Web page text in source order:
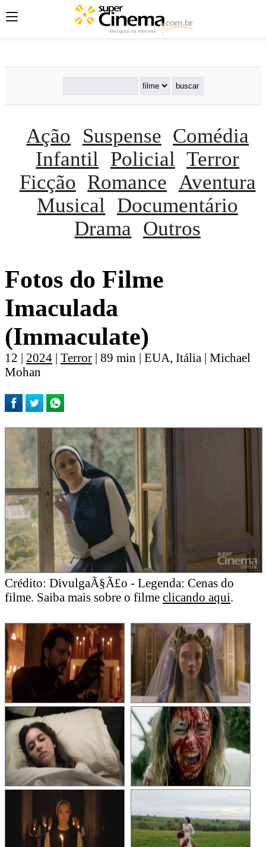
';';
Ação Suspense Comédia
Infantil
Policial Terror
Ficção Romance Aventura
Musical
Documentário
Drama
Outros
Fotos do Filme
Imaculada
(Immaculate)
12 | 2024 | Terror | 89 min | EUA, Itália | Michael
Mohan
Crédito: DivulgaÃ§Ã£o - Legenda: Cenas do
filme. Saiba mais sobre o filme clicando aqui.